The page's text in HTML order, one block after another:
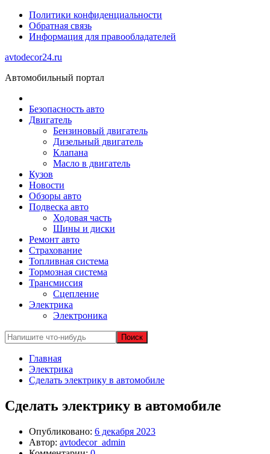
Политики конфиденциальности
Обратная связь
Информация для правообладателей
avtodecor24.ru
Автомобильный портал
Безопасность авто
Двигатель
Бензиновый двигатель
Дизельный двигатель
Клапана
Масло в двигатель
Кузов
Новости
Обзоры авто
Подвеска авто
Ходовая часть
Шины и диски
Ремонт авто
Страхование
Топливная система
Тормозная система
Трансмиссия
Сцепление
Электрика
Электроника
Главная
Электрика
Сделать электрику в автомобиле
Сделать электрику в автомобиле
Опубликовано: 6 декабря 2023
Автор: avtodecor_admin